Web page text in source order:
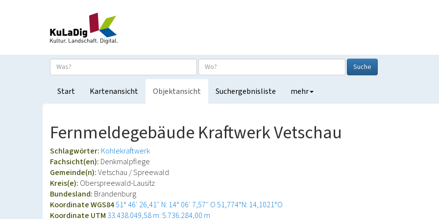
Suche
Start Kartenansicht Objektansicht Suchergebnisliste mehr
Fernmeldegebäude Kraftwerk Vetschau
Schlagwörter: Kohlekraftwerk
Fachsicht(en): Denkmalpflege
Gemeinde(n):Vetschau / Spreewald
Kreis(e): Oberspreewald-Lausitz
Bundesland: Brandenburg
Koordinate WGS8451° 46′ 26,41″ N: 14° 06′ 7,57″ O51,774°N: 14,1021°O
Koordinate UTM 33.438.049,58 m: 5.736.284,00 m